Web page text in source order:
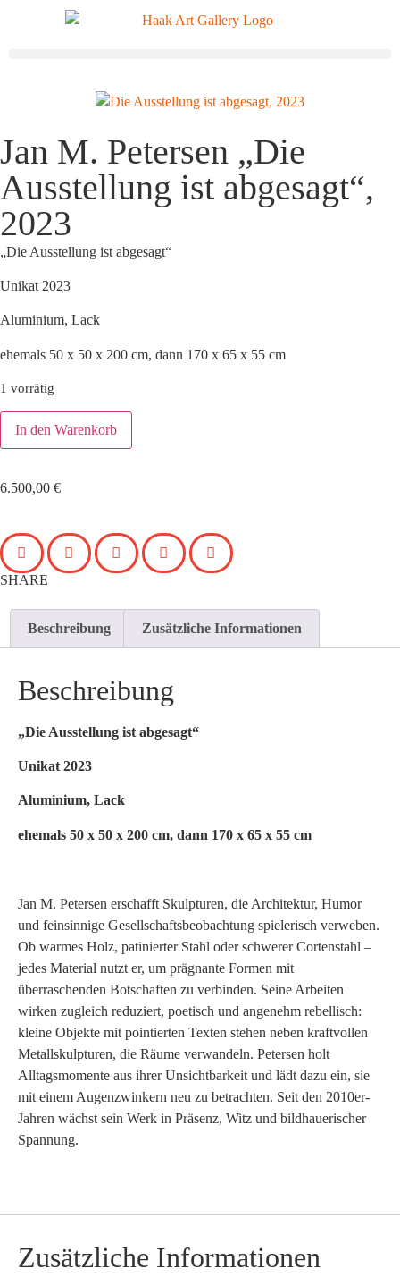
Jan M. Petersen „Die
Ausstellung ist abgesagt“,
2023
„Die Ausstellung ist abgesagt“
Unikat 2023
Aluminium, Lack
ehemals 50 x 50 x 200 cm, dann 170 x 65 x 55 cm
1 vorrätig
In den Warenkorb
6.500,00 €
SHARE
Beschreibung Zusätzliche Informationen
Beschreibung
„Die Ausstellung ist abgesagt“
Unikat 2023
Aluminium, Lack
ehemals 50 x 50 x 200 cm, dann 170 x 65 x 55 cm
Jan M. Petersen erschafft Skulpturen, die Architektur, Humor
und feinsinnige Gesellschaftsbeobachtung spielerisch verweben.
Ob warmes Holz, patinierter Stahl oder schwerer Cortenstahl –
jedes Material nutzt er, um prägnante Formen mit
überraschenden Botschaften zu verbinden. Seine Arbeiten
wirken zugleich reduziert, poetisch und angenehm rebellisch:
kleine Objekte mit pointierten Texten stehen neben kraftvollen
Metallskulpturen, die Räume verwandeln. Petersen holt
Alltagsmomente aus ihrer Unsichtbarkeit und lädt dazu ein, sie
mit einem Augenzwinkern neu zu betrachten. Seit den 2010er-
Jahren wächst sein Werk in Präsenz, Witz und bildhauerischer
Spannung.
Zusätzliche Informationen